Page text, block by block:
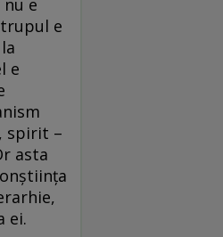
e
trupul e
e
spirit –
asta
ei.